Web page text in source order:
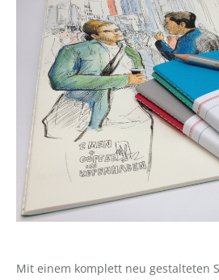
Mit einem komplett neu gestalteten